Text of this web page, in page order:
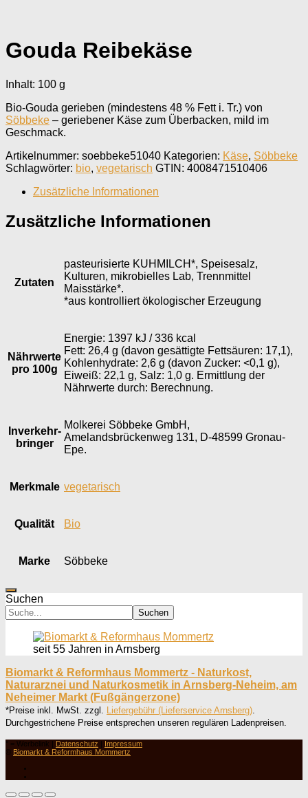
Gouda Reibekäse
Inhalt: 100 g
Bio-Gouda gerieben (mindestens 48 % Fett i. Tr.) von
Söbbeke – geriebener Käse zum Überbacken, mild im
Geschmack.
Artikelnummer: soebbeke51040 Kategorien: Käse, Söbbeke
Schlagwörter: bio, vegetarisch GTIN: 4008471510406
Zusätzliche Informationen
Zusätzliche Informationen
Zutaten
pasteurisierte KUHMILCH*, Speisesalz,
Kulturen, mikrobielles Lab, Trennmittel
Maisstärke*.
*aus kontrolliert ökologischer Erzeugung
Nährwerte
pro 100g
Energie: 1397 kJ / 336 kcal
Fett: 26,4 g (davon gesättigte Fettsäuren: 17,1),
Kohlenhydrate: 2,6 g (davon Zucker: <0,1 g),
Eiweiß: 22,1 g, Salz: 1,0 g. Ermittlung der
Nährwerte durch: Berechnung.
Inverkehr­
bringer
Molkerei Söbbeke GmbH,
Amelandsbrückenweg 131, D-48599 Gronau-
Epe.
Merkmale vegetarisch
Qualität Bio
Marke Söbbeke
Suchen
Suchen
seit 55 Jahren in Arnsberg
Biomarkt & Reformhaus Mommertz - Naturkost,
Naturarznei und Naturkosmetik in Arnsberg-Neheim, am
Neheimer Markt (Fußgängerzone)
*Preise inkl. MwSt. zzgl. Liefergebühr (Lieferservice Arnsberg)
Durchgestrichene Preise entsprechen unseren regulären Ladenpreisen.
° = Werbelink | Datenschutz | Impressum
© Biomarkt & Reformhaus Mommertz